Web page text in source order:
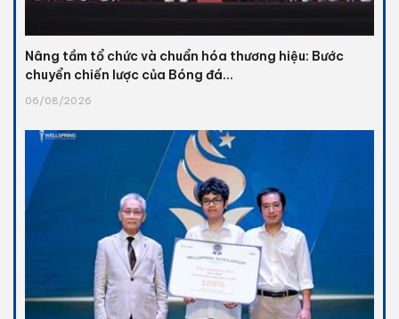
Nâng tầm tổ chức và chuẩn hóa thương hiệu: Bước
chuyển chiến lược của Bóng đá...
06/08/2026